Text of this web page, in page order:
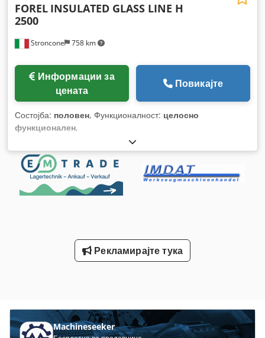
Stroncone 758 km
FOREL INSULATED GLASS LINE H
2500
цената
Повикајте
Состојба: половен, Функционалност: целосно
функционален,
Рекламирајте тука
Machineseeker